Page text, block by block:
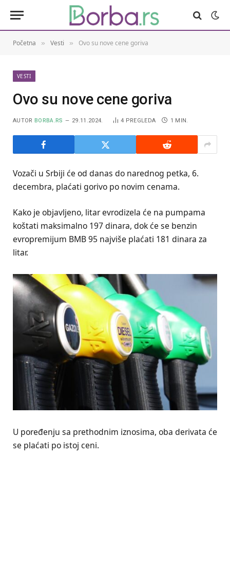
Početna » Vesti » Ovo su nove cene goriva
VESTI
Ovo su nove cene goriva
AUTOR BORBA.RS 29.11.2024. 4 PREGLEDA 1 MIN.
Vozači u Srbiji će od danas do narednog petka, 6.
decembra, plaćati gorivo po novim cenama.
Kako je objavljeno, litar evrodizela će na pumpama
koštati maksimalno 197 dinara, dok će se benzin
evropremijum BMB 95 najviše plaćati 181 dinara za
litar.
U poređenju sa prethodnim iznosima, oba derivata će
se plaćati po istoj ceni.